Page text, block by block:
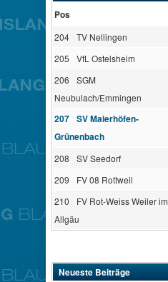
Pos
204 TV Nellingen
205
VfL Ostelsheim
206
SGM
Neubulach/Emmingen
207 SV Maierhöfen-
Grünenbach
208 SV Seedorf
209
FV 08 Rottweil
210
FV Rot-Weiss Weiler im
Allgäu
Neueste Beiträge